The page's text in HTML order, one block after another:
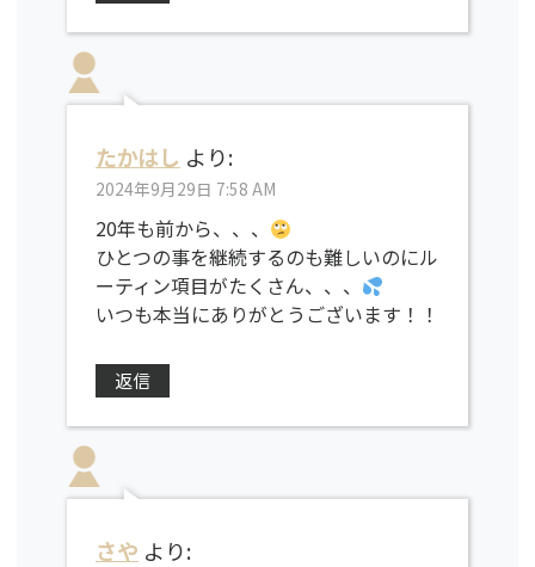
たかはし より:
2024年9月29日 7:58 AM
20年も前から、、、
ひとつの事を継続するのも難しいのにル
ーティン項目がたくさん、、、
いつも本当にありがとうございます！！
返信
さや より: